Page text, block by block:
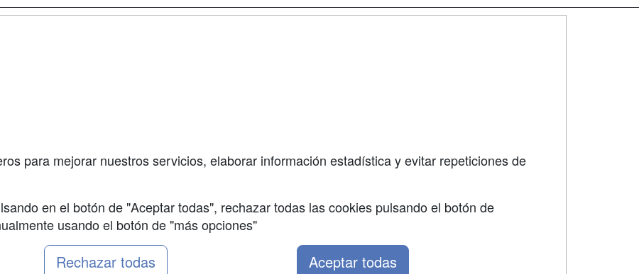
para mejorar nuestros servicios, elaborar información estadística y evitar repeticiones de
en el botón de "Aceptar todas", rechazar todas las cookies pulsando el botón de
usando el botón de "más opciones"
Rechazar todas Aceptar todas